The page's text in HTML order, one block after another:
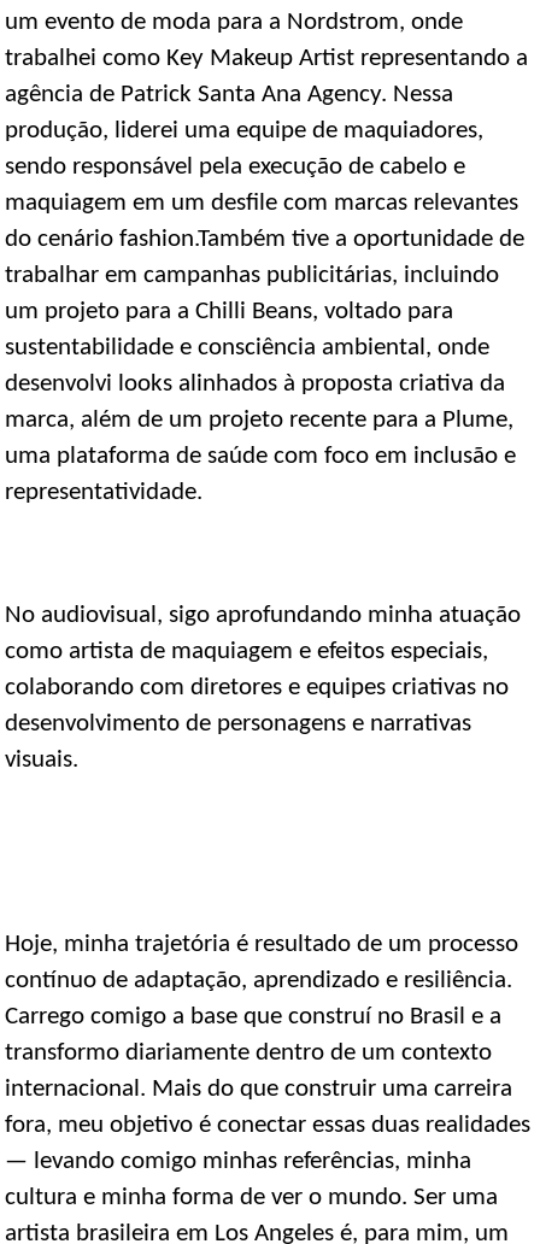
um evento de moda para a Nordstrom, onde
trabalhei como Key Makeup Artist representando a
agência de Patrick Santa Ana Agency. Nessa
produção, liderei uma equipe de maquiadores,
sendo responsável pela execução de cabelo e
maquiagem em um desfile com marcas relevantes
do cenário fashion.Também tive a oportunidade de
trabalhar em campanhas publicitárias, incluindo
um projeto para a Chilli Beans, voltado para
sustentabilidade e consciência ambiental, onde
desenvolvi looks alinhados à proposta criativa da
marca, além de um projeto recente para a Plume,
uma plataforma de saúde com foco em inclusão e
representatividade.
No audiovisual, sigo aprofundando minha atuação
como artista de maquiagem e efeitos especiais,
colaborando com diretores e equipes criativas no
desenvolvimento de personagens e narrativas
visuais.
Hoje, minha trajetória é resultado de um processo
contínuo de adaptação, aprendizado e resiliência.
Carrego comigo a base que construí no Brasil e a
transformo diariamente dentro de um contexto
internacional. Mais do que construir uma carreira
fora, meu objetivo é conectar essas duas realidades
— levando comigo minhas referências, minha
cultura e minha forma de ver o mundo. Ser uma
artista brasileira em Los Angeles é, para mim, um